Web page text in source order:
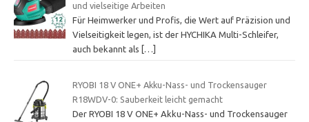
und vielseitige Arbeiten
Für Heimwerker und Profis, die Wert auf Präzision und
Vielseitigkeit legen, ist der HYCHIKA Multi-Schleifer,
auch bekannt als
[…]
RYOBI 18 V ONE+ Akku-Nass- und Trockensauger
R18WDV-0: Sauberkeit leicht gemacht
Der RYOBI 18 V ONE+ Akku-Nass- und Trockensauger